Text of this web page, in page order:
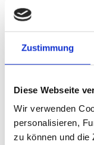
Zustimmung
Diese Webseite
Wir verwenden
personalisieren,
zu können und die
Makita hat drei
jeweils für
Unternehmens